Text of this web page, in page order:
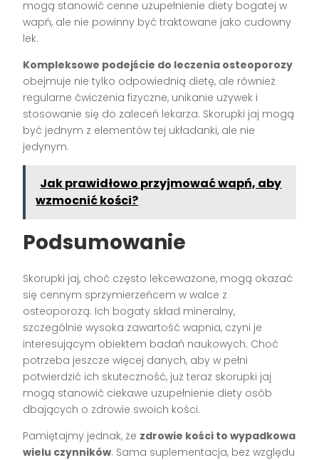
mogą stanowić cenne uzupełnienie diety bogatej w
wapń, ale nie powinny być traktowane jako cudowny
lek.
Kompleksowe podejście do leczenia osteoporozy
obejmuje nie tylko odpowiednią dietę, ale również
regularne ćwiczenia fizyczne, unikanie używek i
stosowanie się do zaleceń lekarza. Skorupki jaj mogą
być jednym z elementów tej układanki, ale nie
jedynym.
Jak prawidłowo przyjmować wapń, aby
wzmocnić kości?
Podsumowanie
Skorupki jaj, choć często lekceważone, mogą okazać
się cennym sprzymierzeńcem w walce z
osteoporozą. Ich bogaty skład mineralny,
szczególnie wysoka zawartość wapnia, czyni je
interesującym obiektem badań naukowych. Choć
potrzeba jeszcze więcej danych, aby w pełni
potwierdzić ich skuteczność, już teraz skorupki jaj
mogą stanowić ciekawe uzupełnienie diety osób
dbających o zdrowie swoich kości.
Pamiętajmy jednak, że zdrowie kości to wypadkowa
wielu czynników. Sama suplementacja, bez względu